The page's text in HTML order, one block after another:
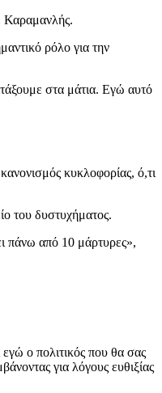
Καραμανλής.
ρόλο για την
στα μάτια. Εγώ αυτό
κυκλοφορίας, ό,τι
του δυστυχήματος.
πάνω από 10 μάρτυρες»,
ο πολιτικός που θα σας
για λόγους ευθιξίας